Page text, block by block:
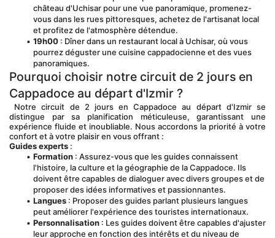
château d'Uchisar pour une vue panoramique, promenez-
vous dans les rues pittoresques, achetez de l'artisanat local
et profitez de l'atmosphère détendue.
19h00 : Dîner dans un restaurant local à Uchisar, où vous
pourrez déguster une cuisine cappadocienne et des vues
panoramiques.
Pourquoi choisir notre circuit de 2 jours en
Cappadoce au départ d'Izmir ?
distingue par sa planification méticuleuse, garantissant une
expérience fluide et inoubliable. Nous accordons la priorité à votre
confort et à votre plaisir en vous offrant :
Guides experts :
Formation : Assurez-vous que les guides connaissent
l'histoire, la culture et la géographie de la Cappadoce. Ils
doivent être capables de dialoguer avec divers groupes et de
proposer des idées informatives et passionnantes.
Langues : Proposer des guides parlant plusieurs langues
peut améliorer l'expérience des touristes internationaux.
Personnalisation : Les guides doivent être capables d'ajuster
leur approche en fonction des intérêts et du niveau de